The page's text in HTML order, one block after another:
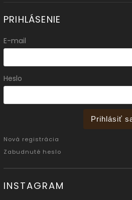
PRIHLÁSENIE
E-mail
Heslo
Prihlásiť
Nová registrácia
Zabudnuté heslo
INSTAGRAM